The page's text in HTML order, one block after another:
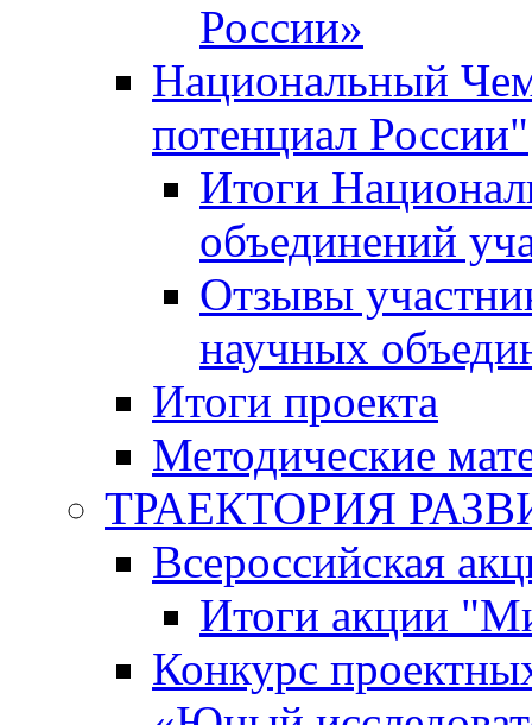
России»
Национальный
потенциал России"
Итоги
объединений
Отзывы
научных
Итоги проекта
Методические
ТРАЕКТОРИЯ
Всероссийская
Итоги акции
Конкурс